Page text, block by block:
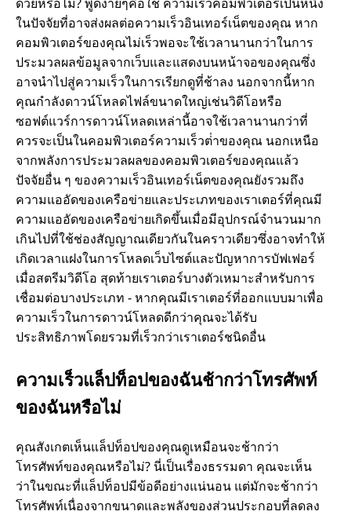
ในปัจจัยที่อาจส่งผลต่อความเร็วอินเทอร์เน็ตของคุณ หาก
คอมพิวเตอร์ของคุณไม่เร็วพอจะใช้เวลานานกว่าในการ
ประมวลผลข้อมูลจากเว็บและแสดงบนหน้าจอของคุณซึ่ง
อาจนําไปสู่ความเร็วในการเรียกดูที่ช้าลง นอกจากนี้หาก
คุณกําลังดาวน์โหลดไฟล์ขนาดใหญ่เช่นวิดีโอหรือ
ซอฟต์แวร์การดาวน์โหลดเหล่านี้อาจใช้เวลานานกว่าที่
ควรจะเป็นในคอมพิวเตอร์ความเร็วต่ําของคุณ นอกเหนือ
จากพลังการประมวลผลของคอมพิวเตอร์ของคุณแล้ว
ปัจจัยอื่น ๆ ของความเร็วอินเทอร์เน็ตของคุณยังรวมถึง
ความแออัดของเครือข่ายและประเภทของเราเตอร์ที่คุณมี
ความแออัดของเครือข่ายเกิดขึ้นเมื่อมีอุปกรณ์จํานวนมาก
เกินไปที่ใช้ช่องสัญญาณเดียวกันในคราวเดียวซึ่งอาจทําให้
เกิดเวลาแฝงในการโหลดเว็บไซต์และปัญหาการบัฟเฟอร์
เมื่อสตรีมวิดีโอ สุดท้ายเราเตอร์บางตัวเหมาะสําหรับการ
เชื่อมต่อบางประเภท - หากคุณมีเราเตอร์ที่ออกแบบมาเพื่อ
ความเร็วในการดาวน์โหลดดีกว่าคุณจะได้รับ
ประสิทธิภาพโดยรวมที่เร็วกว่าเราเตอร์ชนิดอื่น
ความเร็วแล็ปท็อปของฉันช้ากว่าโทรศัพท์
ของฉันหรือไม่
คุณสังเกตเห็นแล็ปท็อปของคุณดูเหมือนจะช้ากว่า
โทรศัพท์ของคุณหรือไม่? นี่เป็นเรื่องธรรมดา คุณจะเห็น
ว่าในขณะที่แล็ปท็อปมีข้อดีอย่างแน่นอน แต่มักจะช้ากว่า
โทรศัพท์เนื่องจากขนาดและพลังของส่วนประกอบที่ลดลง